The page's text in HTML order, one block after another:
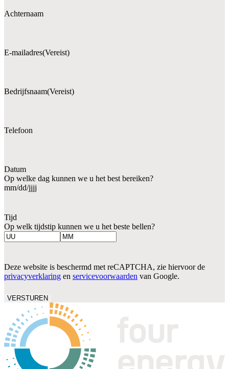
Achternaam
E-mailadres(Vereist)
Bedrijfsnaam(Vereist)
Telefoon
Datum
Op welke dag kunnen we u het best bereiken?
MM
slash
JJJJ
Tijd
Op welk tijdstip kunnen we u het beste bellen?
Uren
Minuten
Deze website is beschermd met reCAPTCHA, zie hiervoor de
privacyverklaring en servicevoorwaarden van Google.
VERSTUREN